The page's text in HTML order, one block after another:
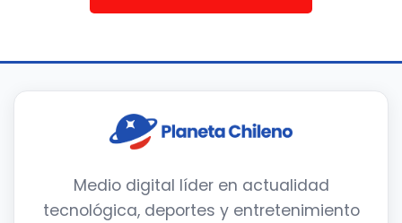
Medio digital líder en actualidad
tecnológica, deportes y entretenimiento